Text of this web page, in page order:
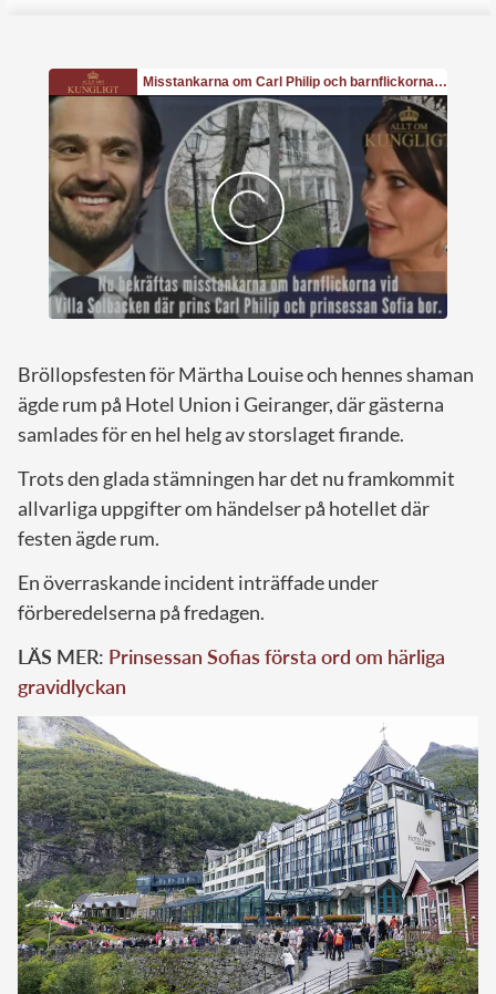
Bröllopsfesten för Märtha Louise och hennes shaman
ägde rum på Hotel Union i Geiranger, där gästerna
samlades för en hel helg av storslaget firande.
Trots den glada stämningen har det nu framkommit
allvarliga uppgifter om händelser på hotellet där
festen ägde rum.
En överraskande incident inträffade under
förberedelserna på fredagen.
LÄS MER: Prinsessan Sofias första ord om härliga
gravidlyckan